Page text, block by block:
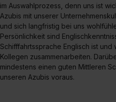
im Auswahlprozess, denn uns ist
Azubis mit unserer
und sich langfristig bei uns
Persönlichkeit sind
Schifffahrtssprache Englisch ist und
Kollegen zusammenarbeiten.
mindestens einen guten Mittleren
unseren Azubis voraus.